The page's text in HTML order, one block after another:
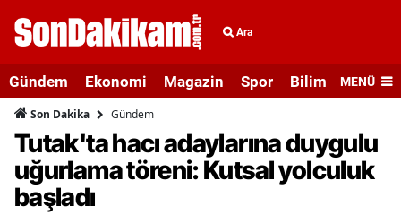
Ara
Gündem Ekonomi Magazin Spor Bilim veMENÜ
Son Dakika Gündem
Tutak'ta hacı adaylarına duygulu
uğurlama töreni: Kutsal yolculuk
başladı